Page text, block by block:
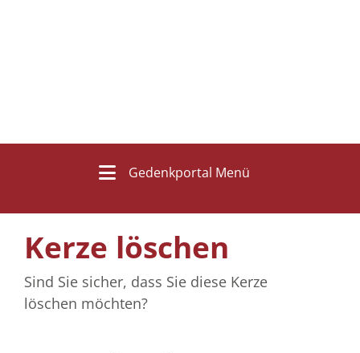
Gedenkportal Menü
Kerze löschen
Sind Sie sicher, dass Sie diese Kerze
löschen möchten?